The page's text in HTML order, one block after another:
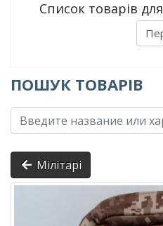
Список товарів
ПОШУК ТОВАРІВ
Мілітарі